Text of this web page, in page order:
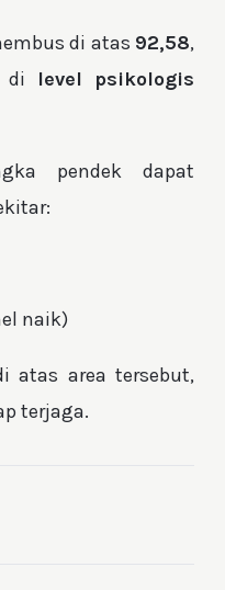
di atas 92,58,
di
level psikologis
pendek dapat
naik)
atas area tersebut,
terjaga.